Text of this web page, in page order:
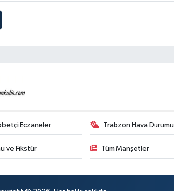
Eczaneler Trabzon Hava Durumu
ve Fikstür Tüm Manşetler